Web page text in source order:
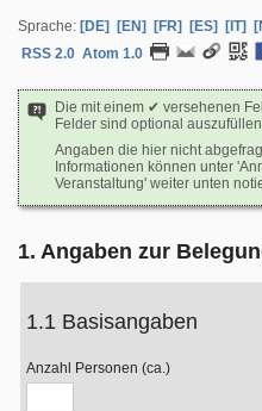
Sprache: [DE] [EN] [FR] [ES] [IT]
RSS 2.0 Atom 1.0
Die mit einem ✔ versehenen
Felder sind optional
Angaben die hier nicht
Informationen können unter
Veranstaltung' weiter unten
1. Angaben zur
1.1 Basisangaben
Anzahl Personen (ca.)